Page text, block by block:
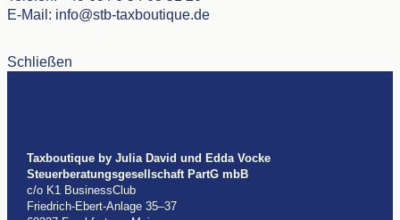
E-Mail: info@stb-taxboutique.de
Schließen
Taxboutique by Julia David und Edda Vocke
Steuerberatungsgesellschaft PartG mbB
c/o K1 BusinessClub
Friedrich-Ebert-Anlage 35–37